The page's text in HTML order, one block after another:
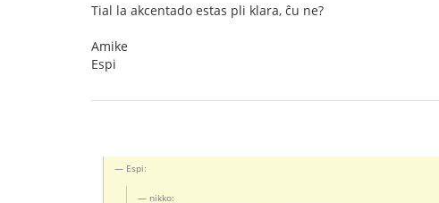
Tial la akcentado estas pli klara, ĉu ne?
Amike
Espi
Espi:
nikko: